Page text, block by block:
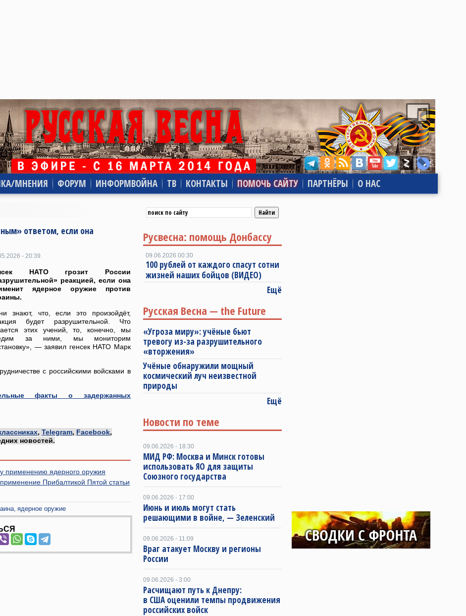
МНЕНИЯ ФОРУМ ИНФОРМВОЙНА ТВ КОНТАКТЫ ПОМОЧЬ САЙТУ ПАРТНЁРЫ О НАС
ответом, если она
- 20:39
НАТО грозит России
реакцией, если она
ядерное оружие против
знают, что, если это произойдёт,
будет разрушительной. Что
этих учений, то, конечно, мы
за ними, мы мониторим
— заявил генсек НАТО Марк
с российскими войсками в
факты о задержанных
, Telegram, Facebook,
новостей.
применению ядерного оружия
Прибалтикой Пятой статьи
ядерное оружие
Русвесна: помощь Донбассу
09.06.2026 00:30
100 рублей от каждого спасут сотни
жизней наших бойцов (ВИДЕО)
Ещё
Русская Весна — the Future
«Угроза миру»: учёные бьют
тревогу из-за разрушительного
«вторжения»
Учёные обнаружили мощный
космический луч неизвестной
природы
Ещё
Новости по теме
09.06.2026 - 18:30
МИД РФ: Москва и Минск готовы
использовать ЯО для защиты
Союзного государства
09.06.2026 - 17:00
Июнь и июль могут стать
решающими в войне, — Зеленский
09.06.2026 - 11:09
Враг атакует Москву и регионы
России
09.06.2026 - 3:00
Расчищают путь к Днепру:
в США оценили темпы продвижения
российских войск